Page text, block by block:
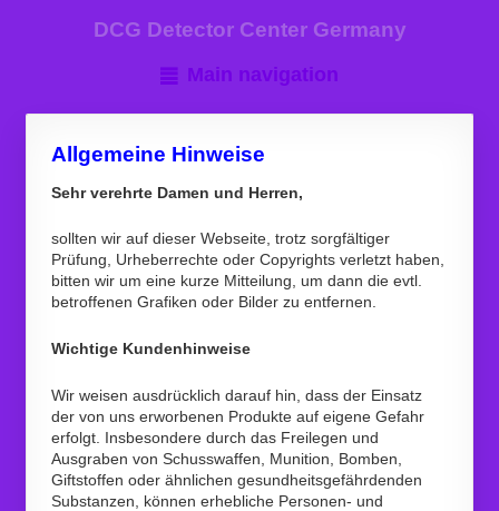
DCG Detector Center Germany
Main navigation
Allgemeine Hinweise
Sehr verehrte Damen und Herren,
sollten wir auf dieser Webseite, trotz sorgfältiger
Prüfung, Urheberrechte oder Copyrights verletzt haben,
bitten wir um eine kurze Mitteilung, um dann die evtl.
betroffenen Grafiken oder Bilder zu entfernen.
Wichtige Kundenhinweise
Wir weisen ausdrücklich darauf hin, dass der Einsatz
der von uns erworbenen Produkte auf eigene Gefahr
erfolgt. Insbesondere durch das Freilegen und
Ausgraben von Schusswaffen, Munition, Bomben,
Giftstoffen oder ähnlichen gesundheitsgefährdenden
Substanzen, können erhebliche Personen- und